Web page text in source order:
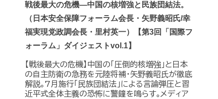
戦後最大の危機―中国の核増強と民族団結法。
（日本安全保障フォーラム会長・矢野義昭氏/幸
福実現党政調会長・里村英一）【第3回「国際フ
ォーラム」ダイジェストvol.1】
【戦後最大の危機】中国の｢圧倒的核増強｣と日本
の自主防衛の急務を元陸将補・矢野義昭氏が徹底
解説｡7月施行｢民族団結法｣による言論弾圧と習
近平式全体主義の恐怖に警鐘を鳴らす｡メディア